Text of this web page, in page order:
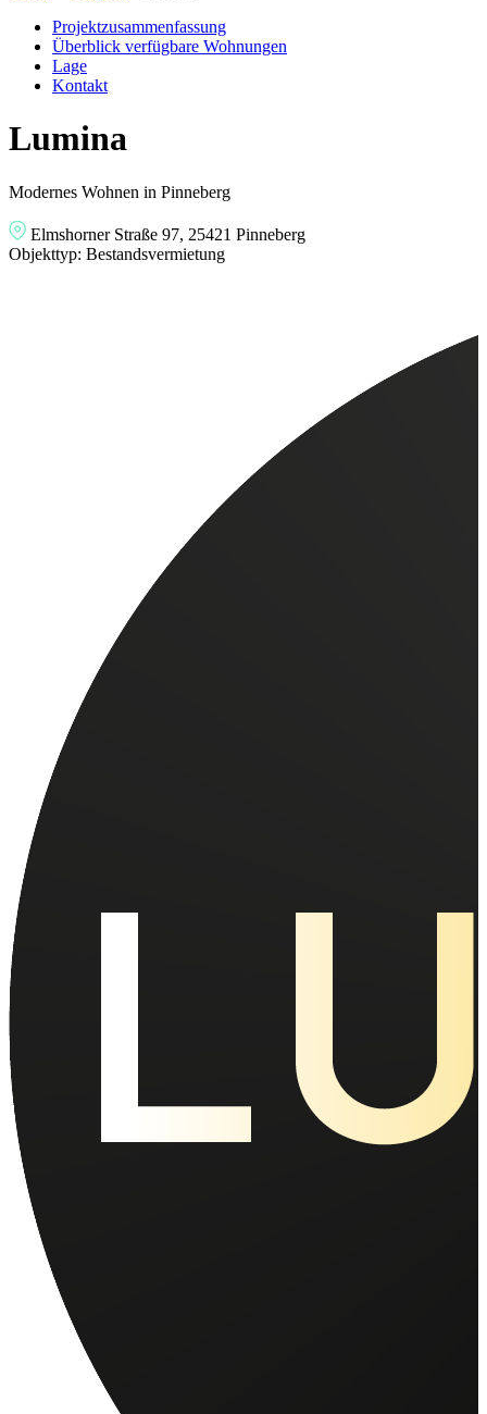
Projektzusammenfassung
Überblick verfügbare Wohnungen
Lage
Kontakt
Lumina
Modernes Wohnen in Pinneberg
Elmshorner Straße 97, 25421 Pinneberg
Objekttyp: Bestandsvermietung